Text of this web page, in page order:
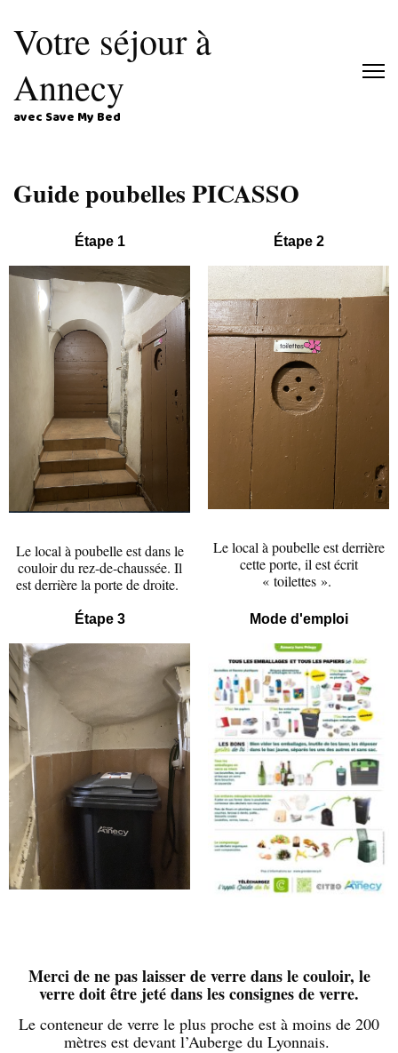
Votre séjour à
Annecy
avec Save My Bed
Guide poubelles PICASSO
Étape 1
Le local à poubelle est dans le
couloir du rez-de-chaussée. Il
est derrière la porte de droite.
Étape 2
Le local à poubelle est derrière
cette porte, il est écrit
« toilettes ».
Étape 3 Mode d'emploi
Merci de ne pas laisser de verre dans le couloir, le
verre doit être jeté dans les consignes de verre.
Le conteneur de verre le plus proche est à moins de 200
mètres est devant l’Auberge du Lyonnais.